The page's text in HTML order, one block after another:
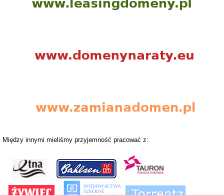
Między innymi mieliśmy przyjemność pracować z: